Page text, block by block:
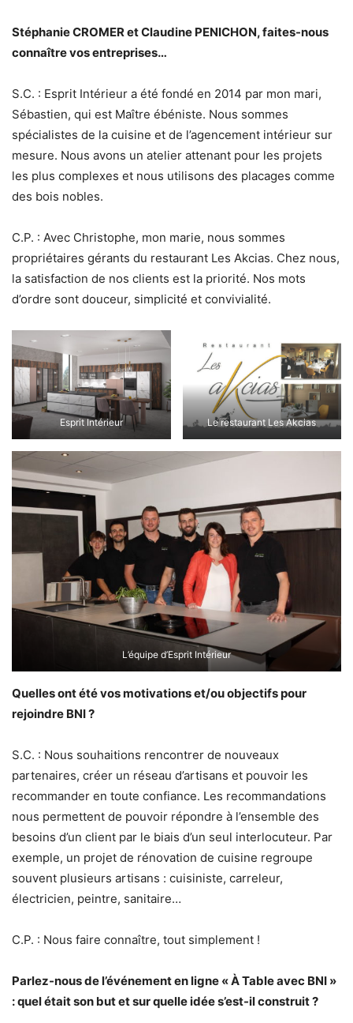
Stéphanie CROMER et Claudine PENICHON, faites-nous
connaître vos entreprises…
S.C. : Esprit Intérieur a été fondé en 2014 par mon mari,
Sébastien, qui est Maître ébéniste. Nous sommes
spécialistes de la cuisine et de l’agencement intérieur sur
mesure. Nous avons un atelier attenant pour les projets
les plus complexes et nous utilisons des placages comme
des bois nobles.
C.P. : Avec Christophe, mon marie, nous sommes
propriétaires gérants du restaurant Les Akcias. Chez nous,
la satisfaction de nos clients est la priorité. Nos mots
d’ordre sont douceur, simplicité et convivialité.
Esprit Intérieur Le restaurant Les Akcias
L’équipe d’Esprit Intérieur
Quelles ont été vos motivations et/ou objectifs pour
rejoindre BNI ?
S.C. : Nous souhaitions rencontrer de nouveaux
partenaires, créer un réseau d’artisans et pouvoir les
recommander en toute confiance. Les recommandations
nous permettent de pouvoir répondre à l’ensemble des
besoins d’un client par le biais d’un seul interlocuteur. Par
exemple, un projet de rénovation de cuisine regroupe
souvent plusieurs artisans : cuisiniste, carreleur,
électricien, peintre, sanitaire…
C.P. : Nous faire connaître, tout simplement !
Parlez-nous de l’événement en ligne « À Table avec BNI »
: quel était son but et sur quelle idée s’est-il construit ?